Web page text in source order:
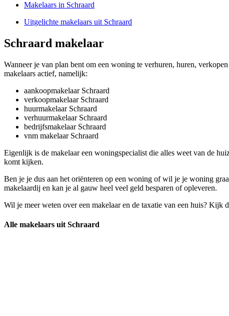
Makelaars in Schraard
Uitgelichte makelaars uit Schraard
Schraard makelaar
Wanneer je van plan bent om een woning te verhuren, huren,
makelaars actief, namelijk:
aankoopmakelaar Schraard
verkoopmakelaar Schraard
huurmakelaar Schraard
verhuurmakelaar Schraard
bedrijfsmakelaar Schraard
vnm makelaar Schraard
Eigenlijk is de makelaar een woningspecialist die alles weet van de
komt kijken.
Ben je je dus aan het oriënteren op een woning of wil je je woning
makelaardij en kan je al gauw heel veel geld besparen of opleveren.
Wil je meer weten over een makelaar en de taxatie van een huis? Kijk
Alle makelaars uit Schraard